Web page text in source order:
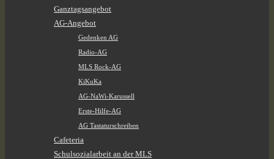
Ganztagsangebot
AG-Angebot
Gedenken AG
Radio-AG
MLS Rock-AG
KiKuKa
AG-NaWi-Karussell
Erste-Hilfe-AG
AG Tastaturschreiben
Cafeteria
Schulsozialarbeit an der MLS